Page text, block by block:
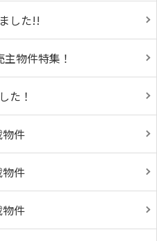
した!!
物件特集！
た！
件
件
件